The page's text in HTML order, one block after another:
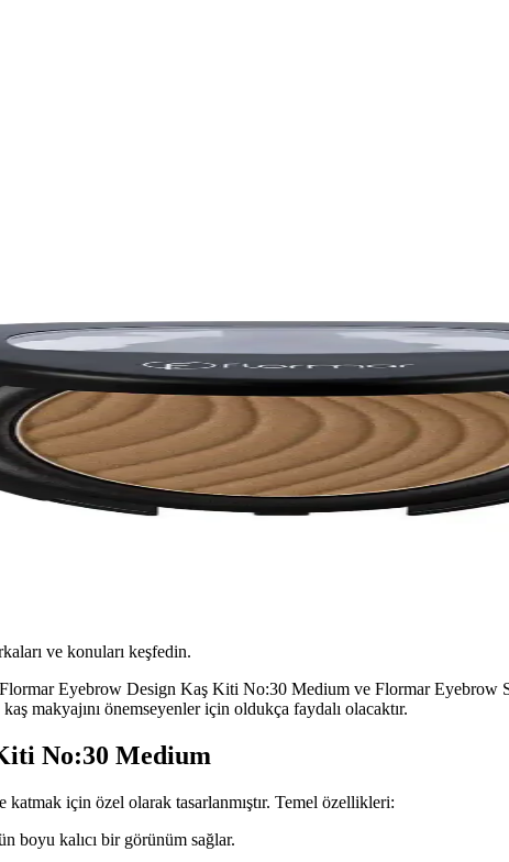
ve konuları keşfedin.
Flormar Eyebrow Design Kaş Kiti No:30 Medium ve Flormar
makyajını önemseyenler için oldukça faydalı olacaktır.
No:30 Medium
için özel olarak tasarlanmıştır. Temel özellikleri:
boyu kalıcı bir görünüm sağlar.